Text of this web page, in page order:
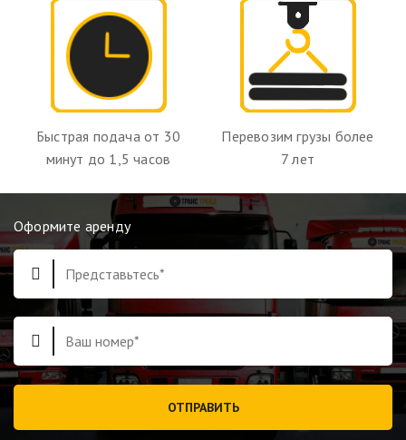
Быстрая подача от 30
минут до 1,5 часов
Перевозим грузы более
7 лет
Оформите аренду
ОТПРАВИТЬ